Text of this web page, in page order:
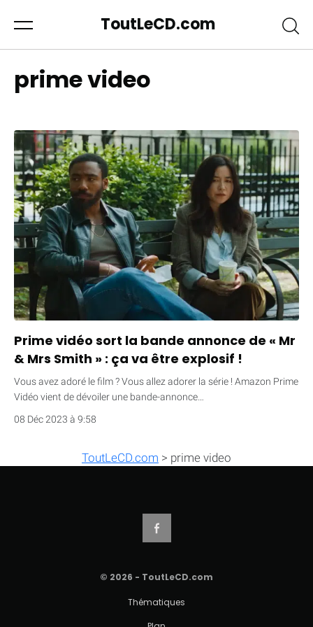
ToutLeCD.com
prime video
Prime vidéo sort la bande annonce de « Mr
& Mrs Smith » : ça va être explosif !
Vous avez adoré le film ? Vous allez adorer la série ! Amazon Prime
Vidéo vient de dévoiler une bande-annonce…
08 Déc 2023 à 9:58
ToutLeCD.com > prime video
© 2026 - ToutLeCD.com
Thématiques